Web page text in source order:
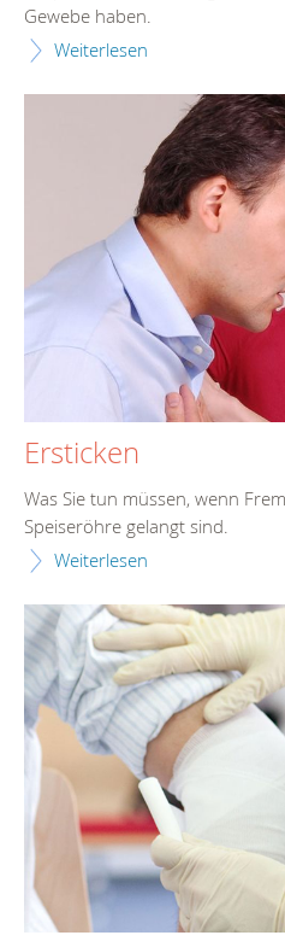
Gewebe haben.
Weiterlesen
Ersticken
Was Sie tun müssen, wenn
Speiseröhre gelangt sind.
Weiterlesen